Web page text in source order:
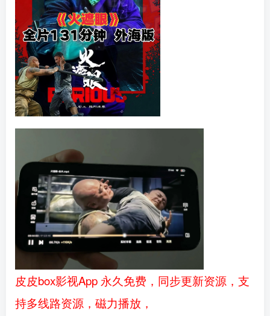
皮皮box影视App 永久免费，同步更新资源，支
持多线路资源，磁力播放，